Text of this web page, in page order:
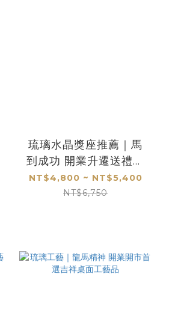
琉璃水晶獎座推薦｜馬
到成功 開業升遷送禮首
選
NT$4,800 ~ NT$5,400
NT$6,750